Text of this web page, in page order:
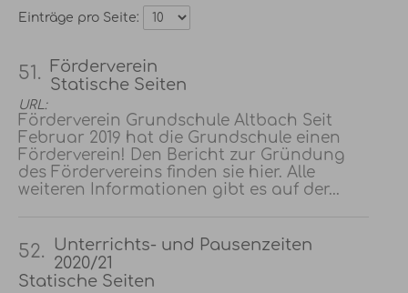
Einträge pro Seite:
51.
Förderverein
Statische Seiten
URL:
Förderverein Grundschule Altbach Seit
Februar 2019 hat die Grundschule einen
Förderverein! Den Bericht zur Gründung
des Fördervereins finden sie hier. Alle
weiteren Informationen gibt es auf der...
52.
Unterrichts- und Pausenzeiten
2020/21
Statische Seiten